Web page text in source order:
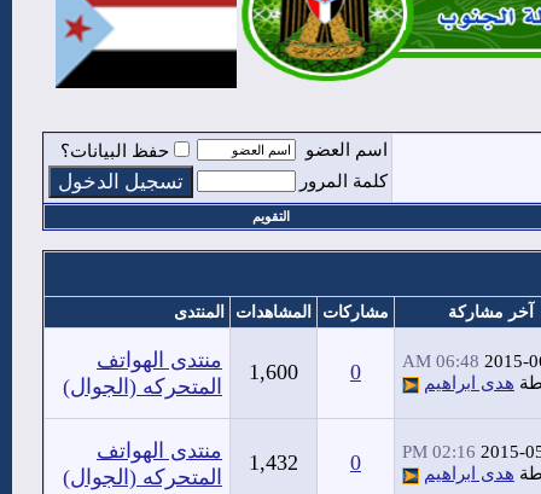
اسم العضو
حفظ البيانات؟
كلمة المرور
التقويم
آخر مشاركة مشاركات المشاهدات المنتدى
2015-
06:48 AM
هدى ابراهيم 0
1,600
منتدى الهواتف
المتحركه (الجوال)
2015-
02:16 PM
هدى ابراهيم 0
1,432
منتدى الهواتف
المتحركه (الجوال)